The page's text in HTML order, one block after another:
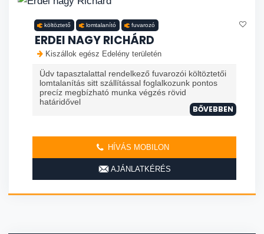
költöztető lomtalanító fuvarozó
ERDEI NAGY RICHÁRD
Kiszállok egész Edelény területén
Üdv tapasztalattal rendelkező fuvarozói költöztetői
lomtalanítás sitt szállítással foglalkozunk pontos
precíz megbízható munka végzés rövid
határidővel
BŐVEBBEN
HÍVÁS MOBILON
AJÁNLATKÉRÉS